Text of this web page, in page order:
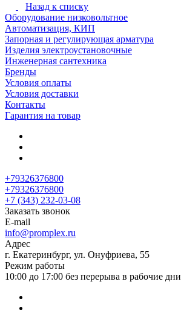
Назад к списку
Оборудование низковольтное
Автоматизация, КИП
Запорная и регулирующая арматура
Изделия электроустановочные
Инженерная сантехника
Бренды
Условия оплаты
Условия доставки
Контакты
Гарантия на товар
+79326376800
+79326376800
+7 (343) 232-03-08
Заказать звонок
E-mail
info@promplex.ru
Адрес
г. Екатеринбург, ул. Онуфриева, 55
Режим работы
10:00 до 17:00 без перерыва в рабочие дни